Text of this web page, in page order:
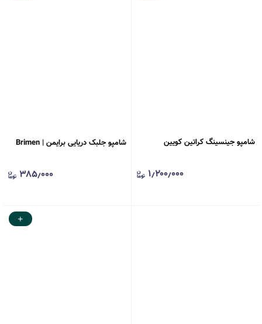
شامپو جینسینگ کراتین کویین
۱٫۲۰۰٫۰۰۰
شامپو جلبک دریایی برایمن | Brimen
۳۸۵٫۰۰۰